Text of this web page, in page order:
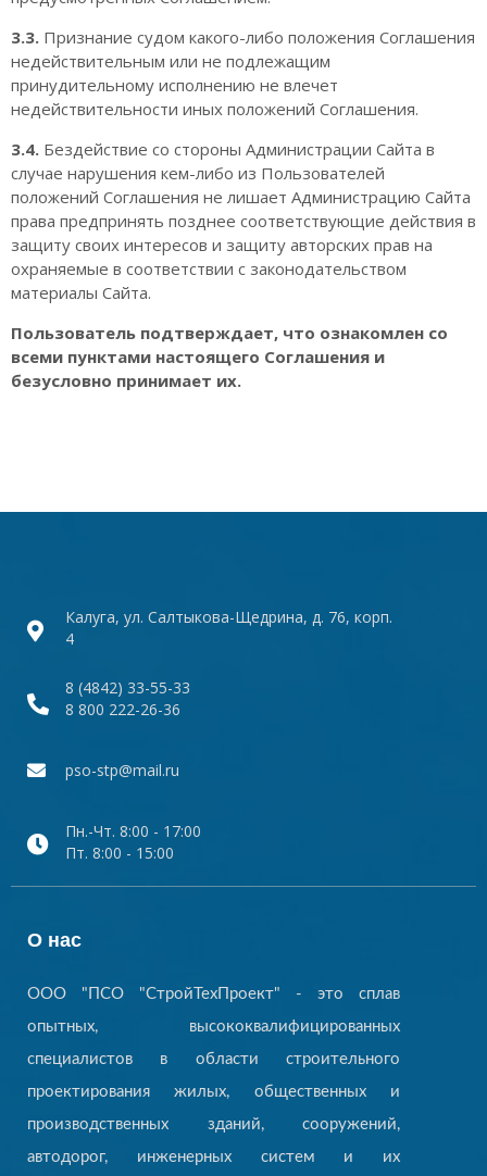
3.3. Признание судом какого-либо положения Соглашения
недействительным или не подлежащим
принудительному исполнению не влечет
недействительности иных положений Соглашения.
3.4. Бездействие со стороны Администрации Сайта в
случае нарушения кем-либо из Пользователей
положений Соглашения не лишает Администрацию Сайта
права предпринять позднее соответствующие действия в
защиту своих интересов и защиту авторских прав на
охраняемые в соответствии с законодательством
материалы Сайта.
Пользователь подтверждает, что ознакомлен со
всеми пунктами настоящего Соглашения и
безусловно принимает их.
Калуга, ул. Салтыкова-Щедрина, д. 76, корп.
4
8 (4842) 33-55-33
8 800 222-26-36
pso-stp@mail.ru
Пн.-Чт. 8:00 - 17:00
Пт. 8:00 - 15:00
О нас
ООО "ПСО "СтройТехПроект" - это сплав
опытных, высококвалифицированных
специалистов в области строительного
проектирования жилых, общественных и
производственных зданий, сооружений,
автодорог, инженерных систем и их